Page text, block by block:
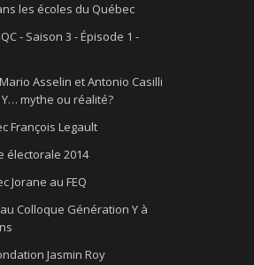
les écoles du Québec
- Saison 3 - Épisode 1 -
Asselin et Antonio Casilli
mythe ou réalité?
François Legault
électorale 2014
Jorane au FEQ
Colloque Génération Y à
Jasmin Roy